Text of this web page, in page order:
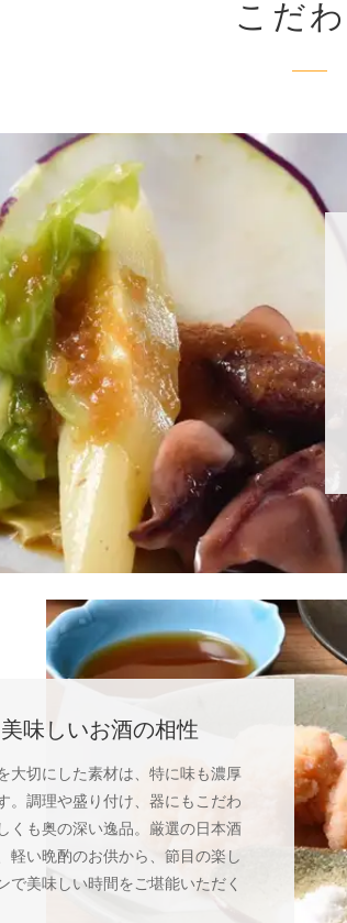
こだわ
味しいお酒の相性
大切にした素材は、特に味も濃厚
。調理や盛り付け、器にもこだわ
くも奥の深い逸品。厳選の日本酒
軽い晩酌のお供から、節目の楽し
で美味しい時間をご堪能いただく